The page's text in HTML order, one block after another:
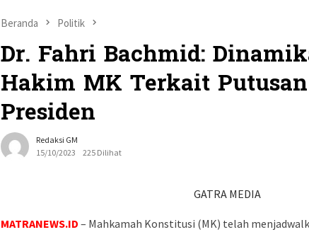
Beranda Politik
Dr. Fahri Bachmid:
Hakim MK Terkait
Presiden
Redaksi GM
15/10/2023
225 Dilihat
GATRA MEDIA
MATRANEWS.ID – Mahkamah Konstitusi (MK) telah